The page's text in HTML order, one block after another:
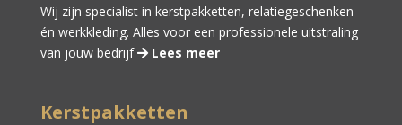
Wij zijn specialist in kerstpakketten, relatiegeschenken
én werkkleding. Alles voor een professionele uitstraling
van jouw bedrijf
Lees meer
Kerstpakketten